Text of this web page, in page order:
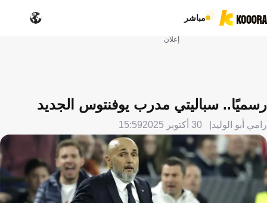
مباشر
إعلان
رسميًا.. سباليتي مدرب يوفنتوس الجديد
رامي أبو الوليد 30 أكتوبر 2025 15:59